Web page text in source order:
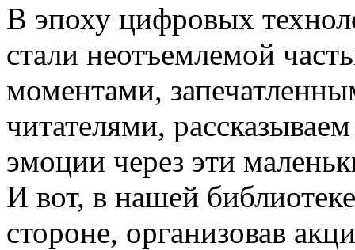
В эпоху цифровых
стали неотъемлемой
моментами,
читателями,
эмоции через эти
И вот, в нашей
стороне, организовав